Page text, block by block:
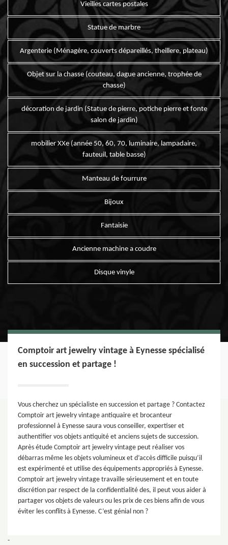
Vieilles cartes postales
Statue de marbre
Argenterie (Ménagère, couverts dépareillés, theillere, plateau)
Objet sur la chasse (couteau, dague ancienne, trophée de
chasse)
décoration de jardin (Statue de pierre, potiche pierre et fonte
salon de jardin)
mobilier XXe (année 50, 60, 70, luminaire, lampadaire,
fauteuil, table basse)
Manteau de fourrure
Bijoux
Fantaisie
Ancienne machine a coudre
Disque vinyle
Comptoir art jewelry vintage à Eynesse spécialisé
en succession et partage !
Vous cherchez un spécialiste en succession et partage ? Contactez
Comptoir art jewelry vintage antiquaire et brocanteur
professionnel à Eynesse saura vous conseiller, expertiser et
authentifier vos objets antiquité et anciens sujets de succession.
Après étude Comptoir art jewelry vintage peut réaliser vos
débarras même les objets volumineux et d’accès difficile puisqu’il
est expérimenté et utilise des équipements appropriés à Eynesse.
Comptoir art jewelry vintage travaille sérieusement et en toute
discrétion par respect de la confidentialité des, il peut vous aider à
partager vos objets de valeurs ou les prix de ces biens afin de vous
éviter les conflits à Eynesse. C’est génial non ?
-